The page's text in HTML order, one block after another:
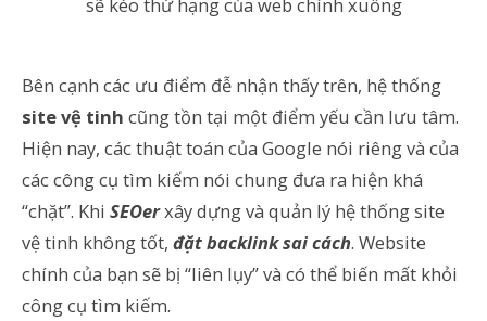
Bên cạnh các ưu điểm đễ nhận thấy trên, hệ thống
site vệ tinh cũng tồn tại một điểm yếu cần lưu tâm.
Hiện nay, các thuật toán của Google nói riêng và của
các công cụ tìm kiếm nói chung đưa ra hiện khá
“chặt”. Khi SEOerxây dựng và quản lý hệ thống site
vệ tinh không tốt, đặt backlink sai cách. Website
chính của bạn sẽ bị “liên lụy” và có thể biến mất khỏi
công cụ tìm kiếm.